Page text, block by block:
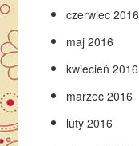
czerwiec 2016
maj 2016
kwiecień 2016
marzec 2016
luty 2016